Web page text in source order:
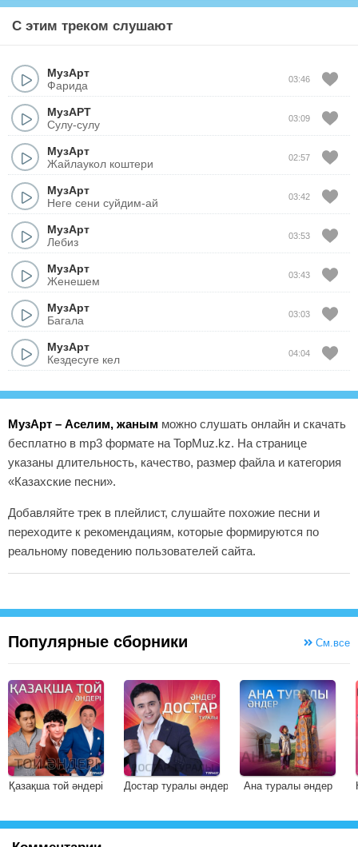
С этим треком слушают
МузАрт
Фарида
03:46
МузАРТ
Сулу-сулу
03:09
МузАрт
Жайлаукол коштери
02:57
МузАрт
Неге сени суйдим-ай
03:42
МузАрт
Лебиз
03:53
МузАрт
Женешем
03:43
МузАрт
Багала
03:03
МузАрт
Кездесуге кел
04:04
МузАрт – Аселим, жаным можно слушать онлайн и скачать
бесплатно в mp3 формате на TopMuz.kz. На странице
указаны длительность, качество, размер файла и категория
«Казахские песни».
Добавляйте трек в плейлист, слушайте похожие песни и
переходите к рекомендациям, которые формируются по
реальному поведению пользователей сайта.
Популярные сборники См.все
Қазақша той әндері Достар туралы әндер Ана туралы әндер